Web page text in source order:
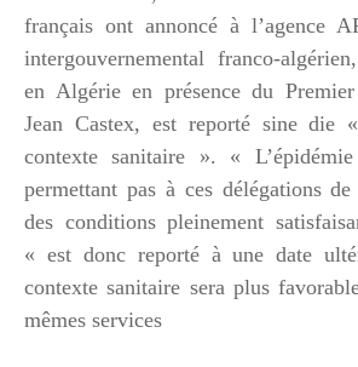
français ont annoncé à l’agence
intergouvernemental franco-
en Algérie en présence du
Jean Castex, est reporté sine die
contexte sanitaire ». «
permettant pas à ces délégations
des conditions pleinement
« est donc reporté à une date
contexte sanitaire sera plus
mêmes services